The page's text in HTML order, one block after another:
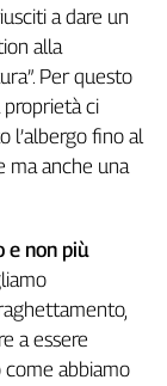
a dare un
alla
Per questo
proprietà ci
l’albergo fino al
ma anche una
e non più
a essere
abbiamo